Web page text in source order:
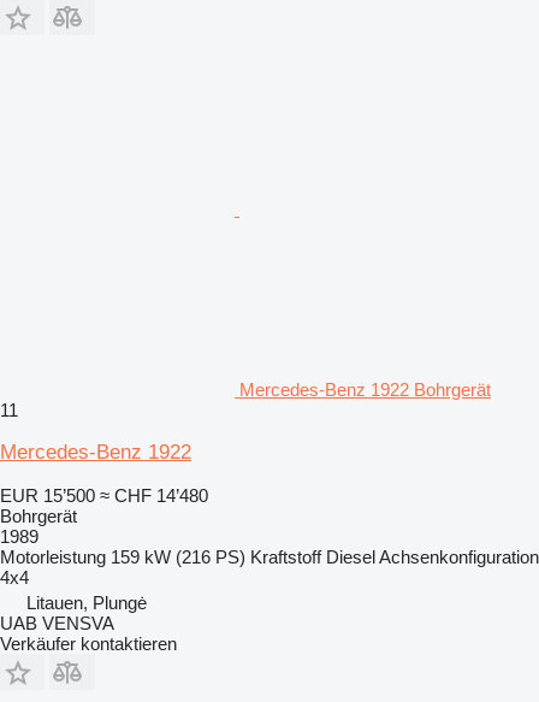
Mercedes-Benz 1922 Bohrgerät
11
Mercedes-Benz 1922
EUR 15’500 ≈ CHF 14’480
Bohrgerät
1989
Motorleistung 159 kW (216 PS) Kraftstoff DieselAchsenkonfiguration
4x4
Litauen, Plungė
UAB VENSVA
Verkäufer kontaktieren